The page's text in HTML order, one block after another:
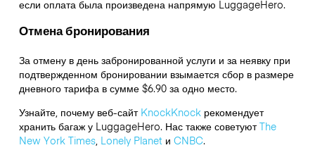
если оплата была произведена напрямую LuggageHero.
Отмена бронирования
За отмену в день забронированной услуги и за неявку при
подтвержденном бронировании взымается сбор в размере
дневного тарифа в сумме $6.90 за одно место.
Узнайте, почему веб-сайт KnockKnockрекомендует
хранить багаж у LuggageHero. Нас также советуютThe
New York Times, Lonely Planetи CNBC.